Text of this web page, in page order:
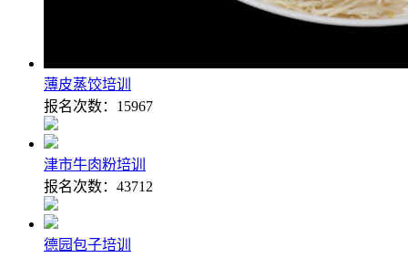
薄皮蒸饺培训
报名次数： 15967
津市牛肉粉培训
报名次数： 43712
德园包子培训